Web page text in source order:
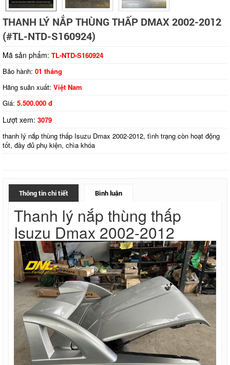
THANH LÝ NẮP THÙNG THẤP DMAX 2002-2012
(#TL-NTD-S160924)
Mã sản phẩm: TL-NTD-S160924
Bảo hành: 01 tháng
Hãng suản xuất: Việt Nam
Giá: 5.500.000 đ
Lượt xem: 3079
thanh lý nắp thùng thấp Isuzu Dmax 2002-2012, tình trạng còn hoạt động
tốt, đầy đủ phụ kiện, chìa khóa
Thông tin chi tiết Bình luận
Thanh lý nắp thùng thấp
Isuzu Dmax 2002-2012